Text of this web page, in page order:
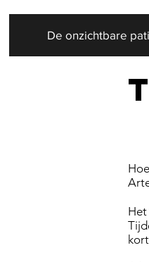
De onzichtbare
Het